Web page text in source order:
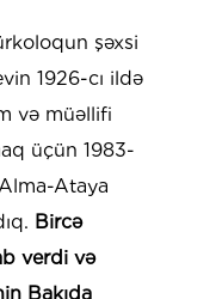
şəxsi
1926-cı ildə
və müəllifi
üçün 1983-
Ataya
Bircə
verdi və
Bakıda